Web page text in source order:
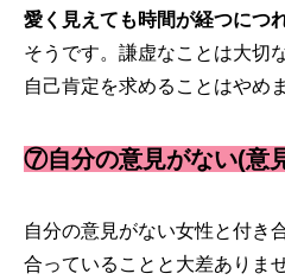
愛く見えても時間が経つにつ
そうです。謙虚なことは大切
自己肯定を求めることはやめ
⑦自分の意見がない(意
自分の意見がない女性と付き
合っていることと大差ありま